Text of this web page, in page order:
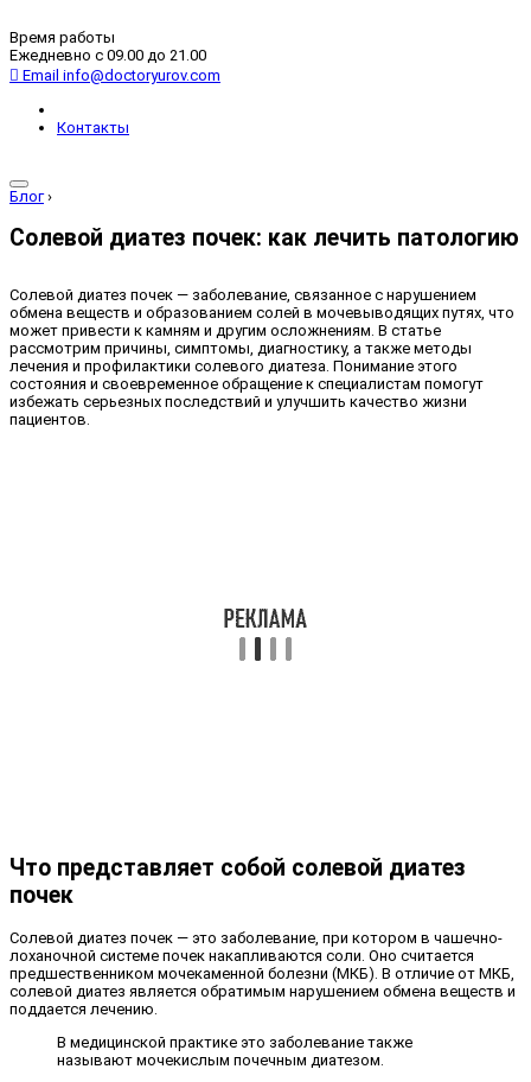
Время работы
Ежедневно с 09.00 до 21.00
Email info@doctoryurov.com
Контакты
Блог ›
Солевой диатез почек: как лечить патологию
Солевой диатез почек — заболевание, связанное с нарушением
обмена веществ и образованием солей в мочевыводящих путях, что
может привести к камням и другим осложнениям. В статье
рассмотрим причины, симптомы, диагностику, а также методы
лечения и профилактики солевого диатеза. Понимание этого
состояния и своевременное обращение к специалистам помогут
избежать серьезных последствий и улучшить качество жизни
пациентов.
Что представляет собой солевой диатез
почек
Солевой диатез почек — это заболевание, при котором в чашечно-
лоханочной системе почек накапливаются соли. Оно считается
предшественником мочекаменной болезни (МКБ). В отличие от МКБ,
солевой диатез является обратимым нарушением обмена веществ и
поддается лечению.
В медицинской практике это заболевание также
называют мочекислым почечным диатезом.